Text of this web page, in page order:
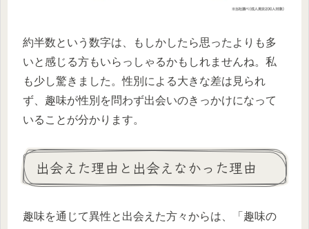
約半数という数字は、もしかしたら思ったよりも多
いと感じる方もいらっしゃるかもしれませんね。私
も少し驚きました。性別による大きな差は見られ
ず、趣味が性別を問わず出会いのきっかけになって
いることが分かります。
出会えた理由と出会えなかった理由
趣味を通じて異性と出会えた方々からは、「趣味の